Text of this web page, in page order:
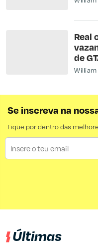
Real
de
William
Se inscreva na
Fique por dentro das
Últimas